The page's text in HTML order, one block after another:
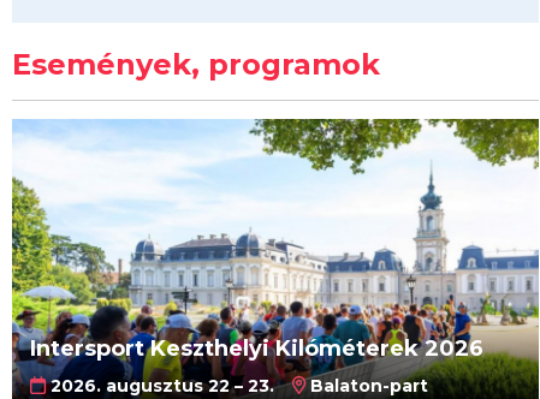
Események, programok
Intersport Keszthelyi Kilóméterek 2026
2026. augusztus 22 – 23. Balaton-part